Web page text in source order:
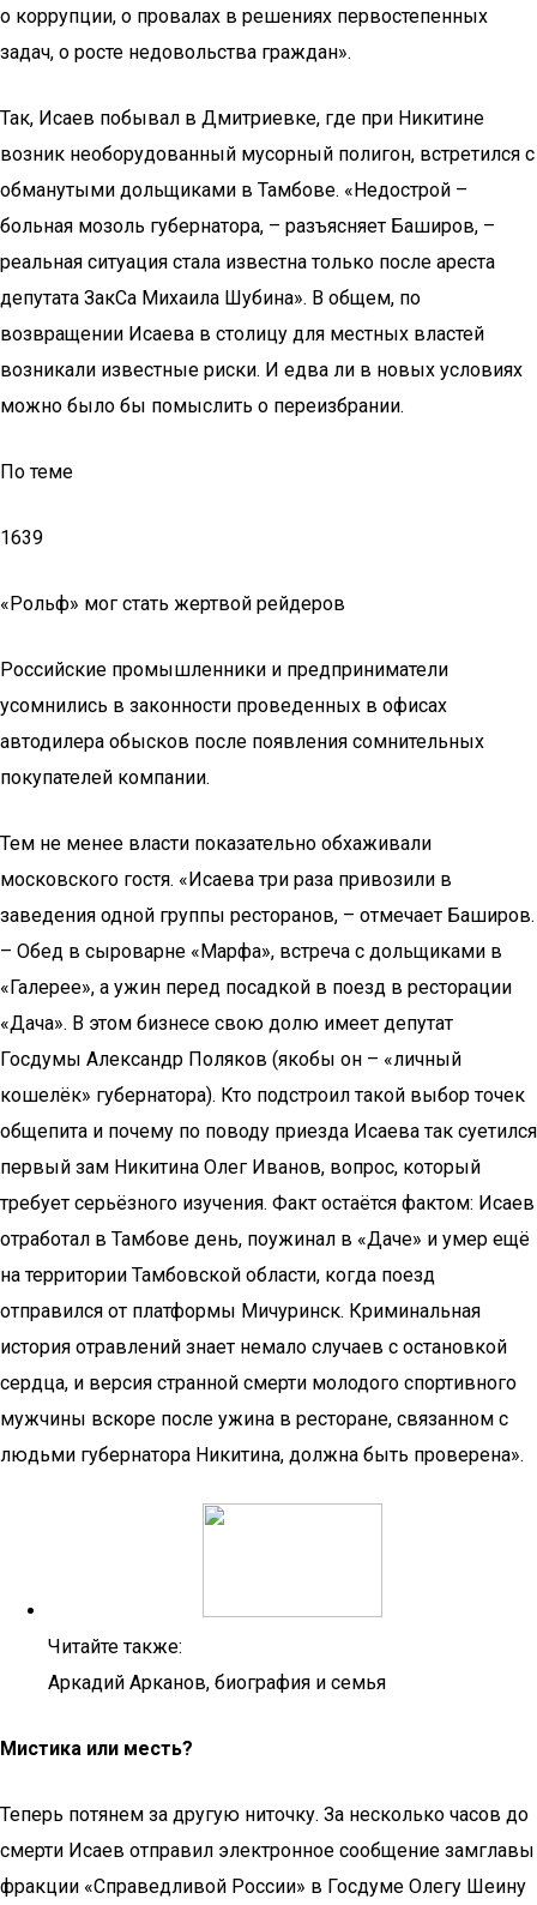
о коррупции, о провалах в решениях первостепенных
задач, о росте недовольства граждан».
Так, Исаев побывал в Дмитриевке, где при Никитине
возник необорудованный мусорный полигон, встретился с
обманутыми дольщиками в Тамбове. «Недострой –
больная мозоль губернатора, – разъясняет Баширов, –
реальная ситуация стала известна только после ареста
депутата ЗакСа Михаила Шубина». В общем, по
возвращении Исаева в столицу для местных властей
возникали известные риски. И едва ли в новых условиях
можно было бы помыслить о переизбрании.
По теме
1639
«Рольф» мог стать жертвой рейдеров
Российские промышленники и предприниматели
усомнились в законности проведенных в офисах
автодилера обысков после появления сомнительных
покупателей компании.
Тем не менее власти показательно обхаживали
московского гостя. «Исаева три раза привозили в
заведения одной группы ресторанов, – отмечает Баширов.
– Обед в сыроварне «Марфа», встреча с дольщиками в
«Галерее», а ужин перед посадкой в поезд в ресторации
«Дача». В этом бизнесе свою долю имеет депутат
Госдумы Александр Поляков (якобы он – «личный
кошелёк» губернатора). Кто подстроил такой выбор точек
общепита и почему по поводу приезда Исаева так суетился
первый зам Никитина Олег Иванов, вопрос, который
требует серьёзного изучения. Факт остаётся фактом: Исаев
отработал в Тамбове день, поужинал в «Даче» и умер ещё
на территории Тамбовской области, когда поезд
отправился от платформы Мичуринск. Криминальная
история отравлений знает немало случаев с остановкой
сердца, и версия странной смерти молодого спортивного
мужчины вскоре после ужина в ресторане, связанном с
людьми губернатора Никитина, должна быть проверена».
Читайте также:
Аркадий Арканов, биография и семья
Мистика или месть?
Теперь потянем за другую ниточку. За несколько часов до
смерти Исаев отправил электронное сообщение замглавы
фракции «Справедливой России» в Госдуме Олегу Шеину